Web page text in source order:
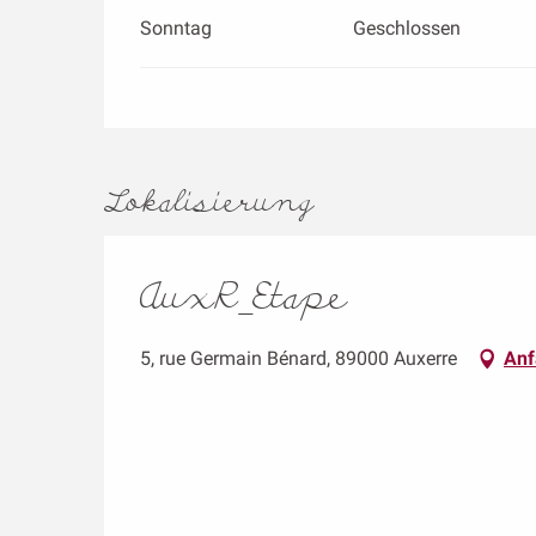
Sonntag Geschlossen
Lokalisierung
AuxR_Etape
5, rue Germain Bénard, 89000 Auxerre